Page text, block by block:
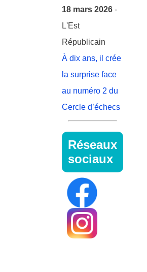
18 mars 2026 -
L'Est
Républicain
À dix ans, il crée
la surprise face
au numéro 2 du
Cercle d’échecs
Réseaux
sociaux